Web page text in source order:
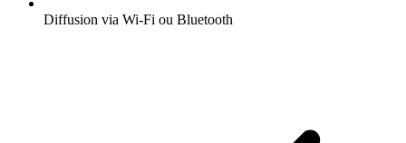
Diffusion via Wi-Fi ou Bluetooth